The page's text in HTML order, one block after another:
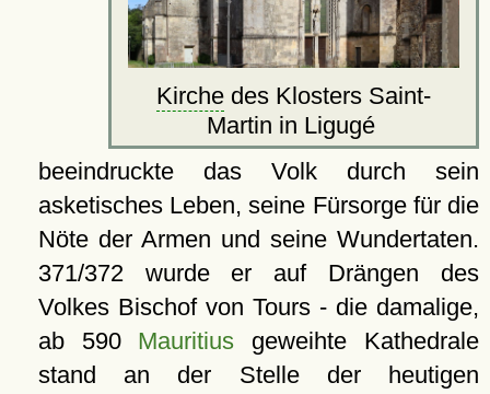
Kirche des Klosters Saint-
Martin in Ligugé
beeindruckte das Volk durch sein
asketisches Leben, seine Fürsorge für die
Nöte der Armen und seine Wundertaten.
371/372 wurde er auf Drängen des
Volkes Bischof von Tours - die damalige,
ab 590 Mauritius geweihte Kathedrale
stand an der Stelle der heutigen